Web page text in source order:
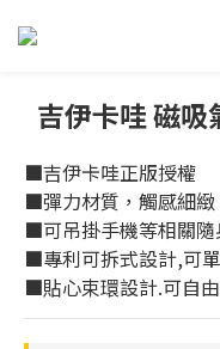
吉伊卡哇 磁
■吉伊卡哇正版授權
■彈力材質，觸感細
■可吊掛手機等相關隨
■專利可拆式設計,可
■貼心束環設計.可自